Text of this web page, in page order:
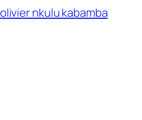
nkulu kabamba